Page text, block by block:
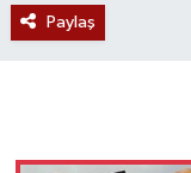
Paylaş
Eğitim